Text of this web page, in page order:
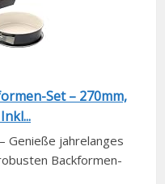
Set – 270mm,
Genieße jahrelanges
Backformen-